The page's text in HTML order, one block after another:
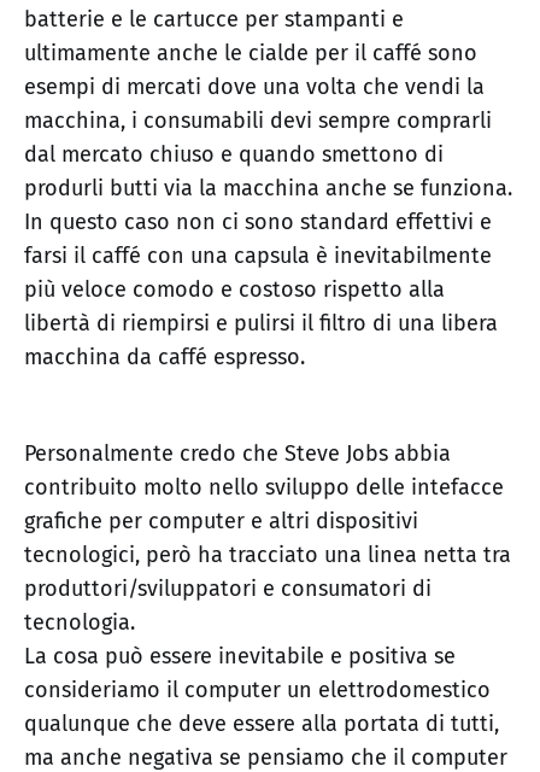
batterie e le cartucce per stampanti e
ultimamente anche le cialde per il caffé sono
esempi di mercati dove una volta che vendi la
macchina, i consumabili devi sempre comprarli
dal mercato chiuso e quando smettono di
produrli butti via la macchina anche se funziona.
In questo caso non ci sono standard effettivi e
farsi il caffé con una capsula è inevitabilmente
più veloce comodo e costoso rispetto alla
libertà di riempirsi e pulirsi il filtro di una libera
macchina da caffé espresso.
Personalmente credo che Steve Jobs abbia
contribuito molto nello sviluppo delle intefacce
grafiche per computer e altri dispositivi
tecnologici, però ha tracciato una linea netta tra
produttori/sviluppatori e consumatori di
tecnologia.
La cosa può essere inevitabile e positiva se
consideriamo il computer un elettrodomestico
qualunque che deve essere alla portata di tutti,
ma anche negativa se pensiamo che il computer